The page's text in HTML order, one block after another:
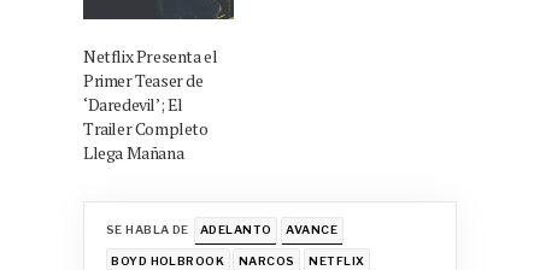
Netflix Presenta el
Primer Teaser de
‘Daredevil’; El
Trailer Completo
Llega Mañana
SE HABLA DE ADELANTO AVANCE
BOYD HOLBROOK NARCOS NETFLIX